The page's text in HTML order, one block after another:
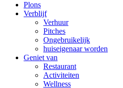
Plons
Verblijf
Verhuur
Pitches
Ongebruikelijk
huiseigenaar worden
Geniet van
Restaurant
Activiteiten
Wellness